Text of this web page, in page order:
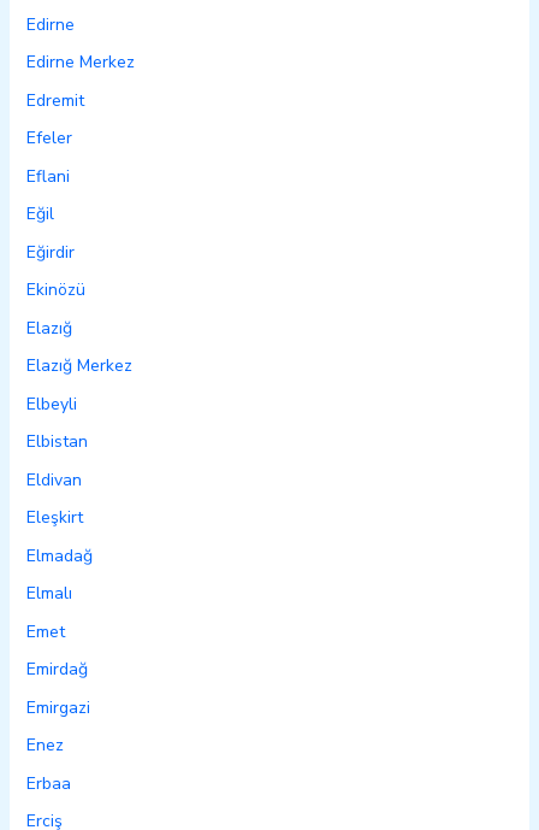
Edirne
Edirne Merkez
Edremit
Efeler
Eflani
Eğil
Eğirdir
Ekinözü
Elazığ
Elazığ Merkez
Elbeyli
Elbistan
Eldivan
Eleşkirt
Elmadağ
Elmalı
Emet
Emirdağ
Emirgazi
Enez
Erbaa
Erciş